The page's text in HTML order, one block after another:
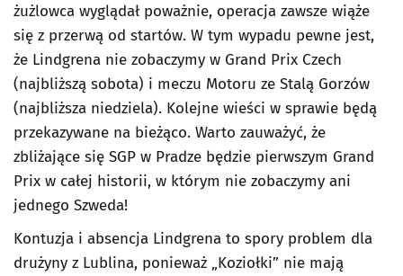
żużlowca wyglądał poważnie, operacja zawsze wiąże
się z przerwą od startów. W tym wypadu pewne jest,
że Lindgrena nie zobaczymy w Grand Prix Czech
(najbliższą sobota) i meczu Motoru ze Stalą Gorzów
(najbliższa niedziela). Kolejne wieści w sprawie będą
przekazywane na bieżąco. Warto zauważyć, że
zbliżające się SGP w Pradze będzie pierwszym Grand
Prix w całej historii, w którym nie zobaczymy ani
jednego Szweda!
Kontuzja i absencja Lindgrena to spory problem dla
drużyny z Lublina, ponieważ „Koziołki” nie mają